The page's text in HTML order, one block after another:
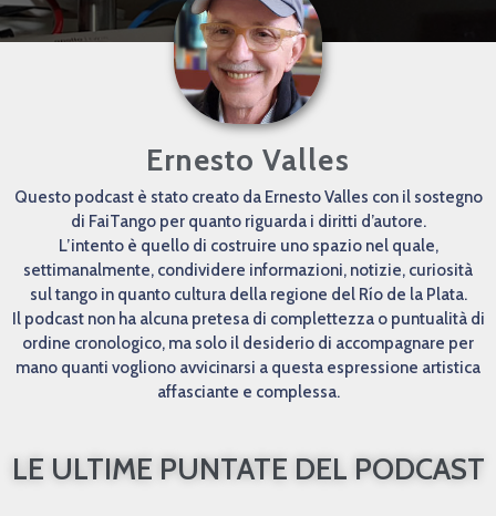
Ernesto Valles
Questo podcast è stato creato da Ernesto Valles con il sostegno
di FaiTango per quanto riguarda i diritti d’autore.
L’intento è quello di costruire uno spazio nel quale,
settimanalmente, condividere informazioni, notizie, curiosità
sul tango in quanto cultura della regione del Río de la Plata.
Il podcast non ha alcuna pretesa di complettezza o puntualità di
ordine cronologico, ma solo il desiderio di accompagnare per
mano quanti vogliono avvicinarsi a questa espressione artistica
affasciante e complessa.
LE ULTIME PUNTATE DEL PODCAST